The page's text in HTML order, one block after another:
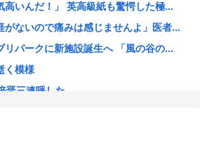
ー誤射事件。引率教員が腰に下げて...
万人を合法化】「富の象徴」に掲示...
員が辞めただけで会社終了へ…
女だけど、なぜ「こう」なるのかわか...
高いんだ！」 英高級紙も驚愕した極...
がないので痛みは感じませんよ」医者...
リパークに新施設誕生へ 「風の谷の...
く模様
晋三連呼した
、もう実家に帰ることを決意